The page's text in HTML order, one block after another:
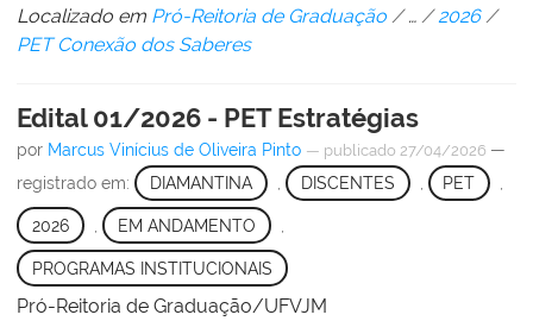
Localizado em Pró-Reitoria de Graduação /… /2026 /
PET Conexão dos Saberes
Edital 01/2026 - PET Estratégias
por Marcus Vinícius de Oliveira Pinto — publicado 27/04/2026 —
registrado em:
DIAMANTINA DISCENTES PET
2026 EM ANDAMENTO
PROGRAMAS INSTITUCIONAIS
Pró-Reitoria de Graduação/UFVJM